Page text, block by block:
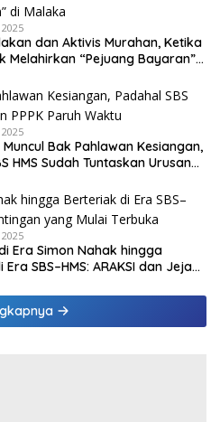
dan Aktivis Murahan, Ketika
Melahirkan “Pejuang Bayaran”
Muncul Bak Pahlawan Kesiangan,
HMS Sudah Tuntaskan Urusan
Era Simon Nahak hingga
SBS–HMS: ARAKSI dan Jejak